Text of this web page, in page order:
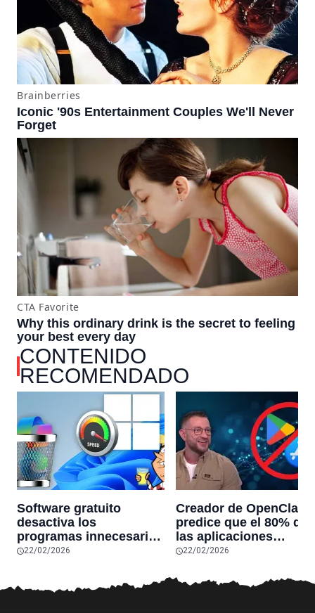
CONTENIDO
RECOMENDADO
Software gratuito
desactiva los
programas innecesarios
de Windows 11 y
reduciendo el uso de la
RAM y mucho más
22/02/2026
Creador de OpenClaw
predice que el 80% de
las aplicaciones
actuales
sobrevivirán las
22/02/2026